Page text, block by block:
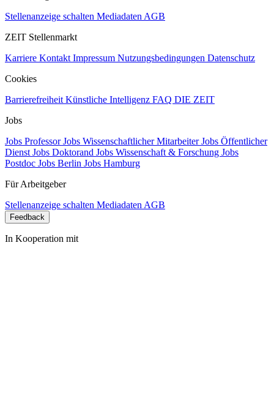
Stellenanzeige schalten Mediadaten AGB
ZEIT Stellenmarkt
Karriere Kontakt Impressum Nutzungsbedingungen Datenschutz
Cookies
Barrierefreiheit Künstliche Intelligenz FAQ DIE ZEIT
Jobs
Jobs ProfessorJobs Wissenschaftlicher MitarbeiterJobs Öffentlicher
Dienst Jobs Doktorand Jobs Wissenschaft & Forschung Jobs
Postdoc Jobs Berlin Jobs Hamburg
Für Arbeitgeber
Stellenanzeige schalten Mediadaten AGB
Feedback
In Kooperation mit